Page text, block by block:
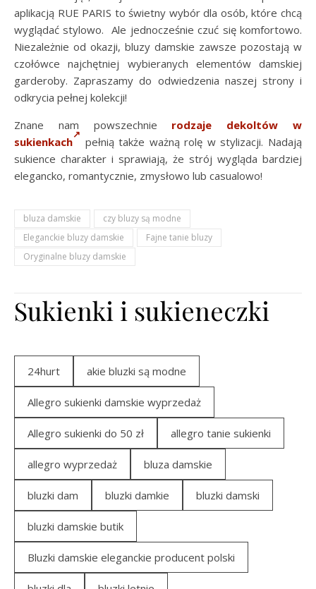
aplikacją RUE PARIS to świetny wybór dla osób, które chcą
wyglądać stylowo. Ale jednocześnie czuć się komfortowo.
Niezależnie od okazji, bluzy damskie zawsze pozostają w
czołówce najchętniej wybieranych elementów damskiej
garderoby. Zapraszamy do odwiedzenia naszej strony i
odkrycia pełnej kolekcji!
Znane nam powszechnie
rodzaje dekoltów w
sukienkach
pełnią także ważną rolę w stylizacji. Nadają
sukience charakter i sprawiają, że strój wygląda bardziej
elegancko, romantycznie, zmysłowo lub casualowo!
bluza damskie
czy bluzy są modne
Eleganckie bluzy damskie
Fajne tanie bluzy
Oryginalne bluzy damskie
Sukienki i sukieneczki
24hurt akie bluzki są modne
Allegro sukienki damskie wyprzedaż
Allegro sukienki do 50 zł allegro tanie sukienki
allegro wyprzedaż bluza damskie
bluzki dam bluzki damkie bluzki damski
bluzki damskie butik
Bluzki damskie eleganckie producent polski